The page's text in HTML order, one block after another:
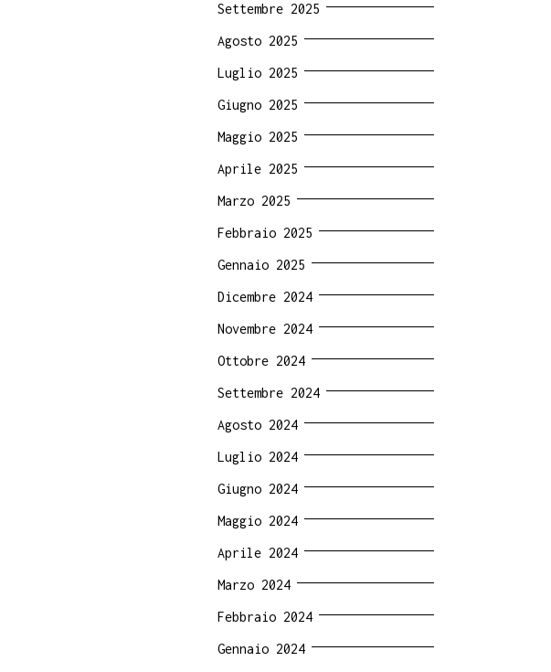
Settembre 2025
Agosto 2025
Luglio 2025
Giugno 2025
Maggio 2025
Aprile 2025
Marzo 2025
Febbraio 2025
Gennaio 2025
Dicembre 2024
Novembre 2024
Ottobre 2024
Settembre 2024
Agosto 2024
Luglio 2024
Giugno 2024
Maggio 2024
Aprile 2024
Marzo 2024
Febbraio 2024
Gennaio 2024